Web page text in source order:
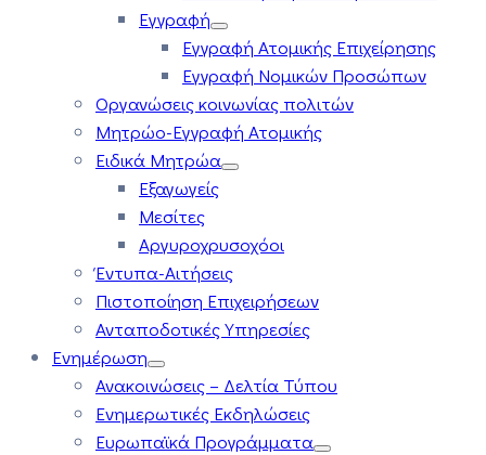
Εγγραφή
Εγγραφή Ατομικής Επιχείρησης
Εγγραφή Νομικών Προσώπων
Οργανώσεις κοινωνίας πολιτών
Μητρώο-Εγγραφή Ατομικής
Ειδικά Μητρώα
Εξαγωγείς
Μεσίτες
Αργυροχρυσοχόοι
Έντυπα-Αιτήσεις
Πιστοποίηση Επιχειρήσεων
Ανταποδοτικές Υπηρεσίες
Ενημέρωση
Ανακοινώσεις – Δελτία Τύπου
Ενημερωτικές Εκδηλώσεις
Ευρωπαϊκά Προγράμματα